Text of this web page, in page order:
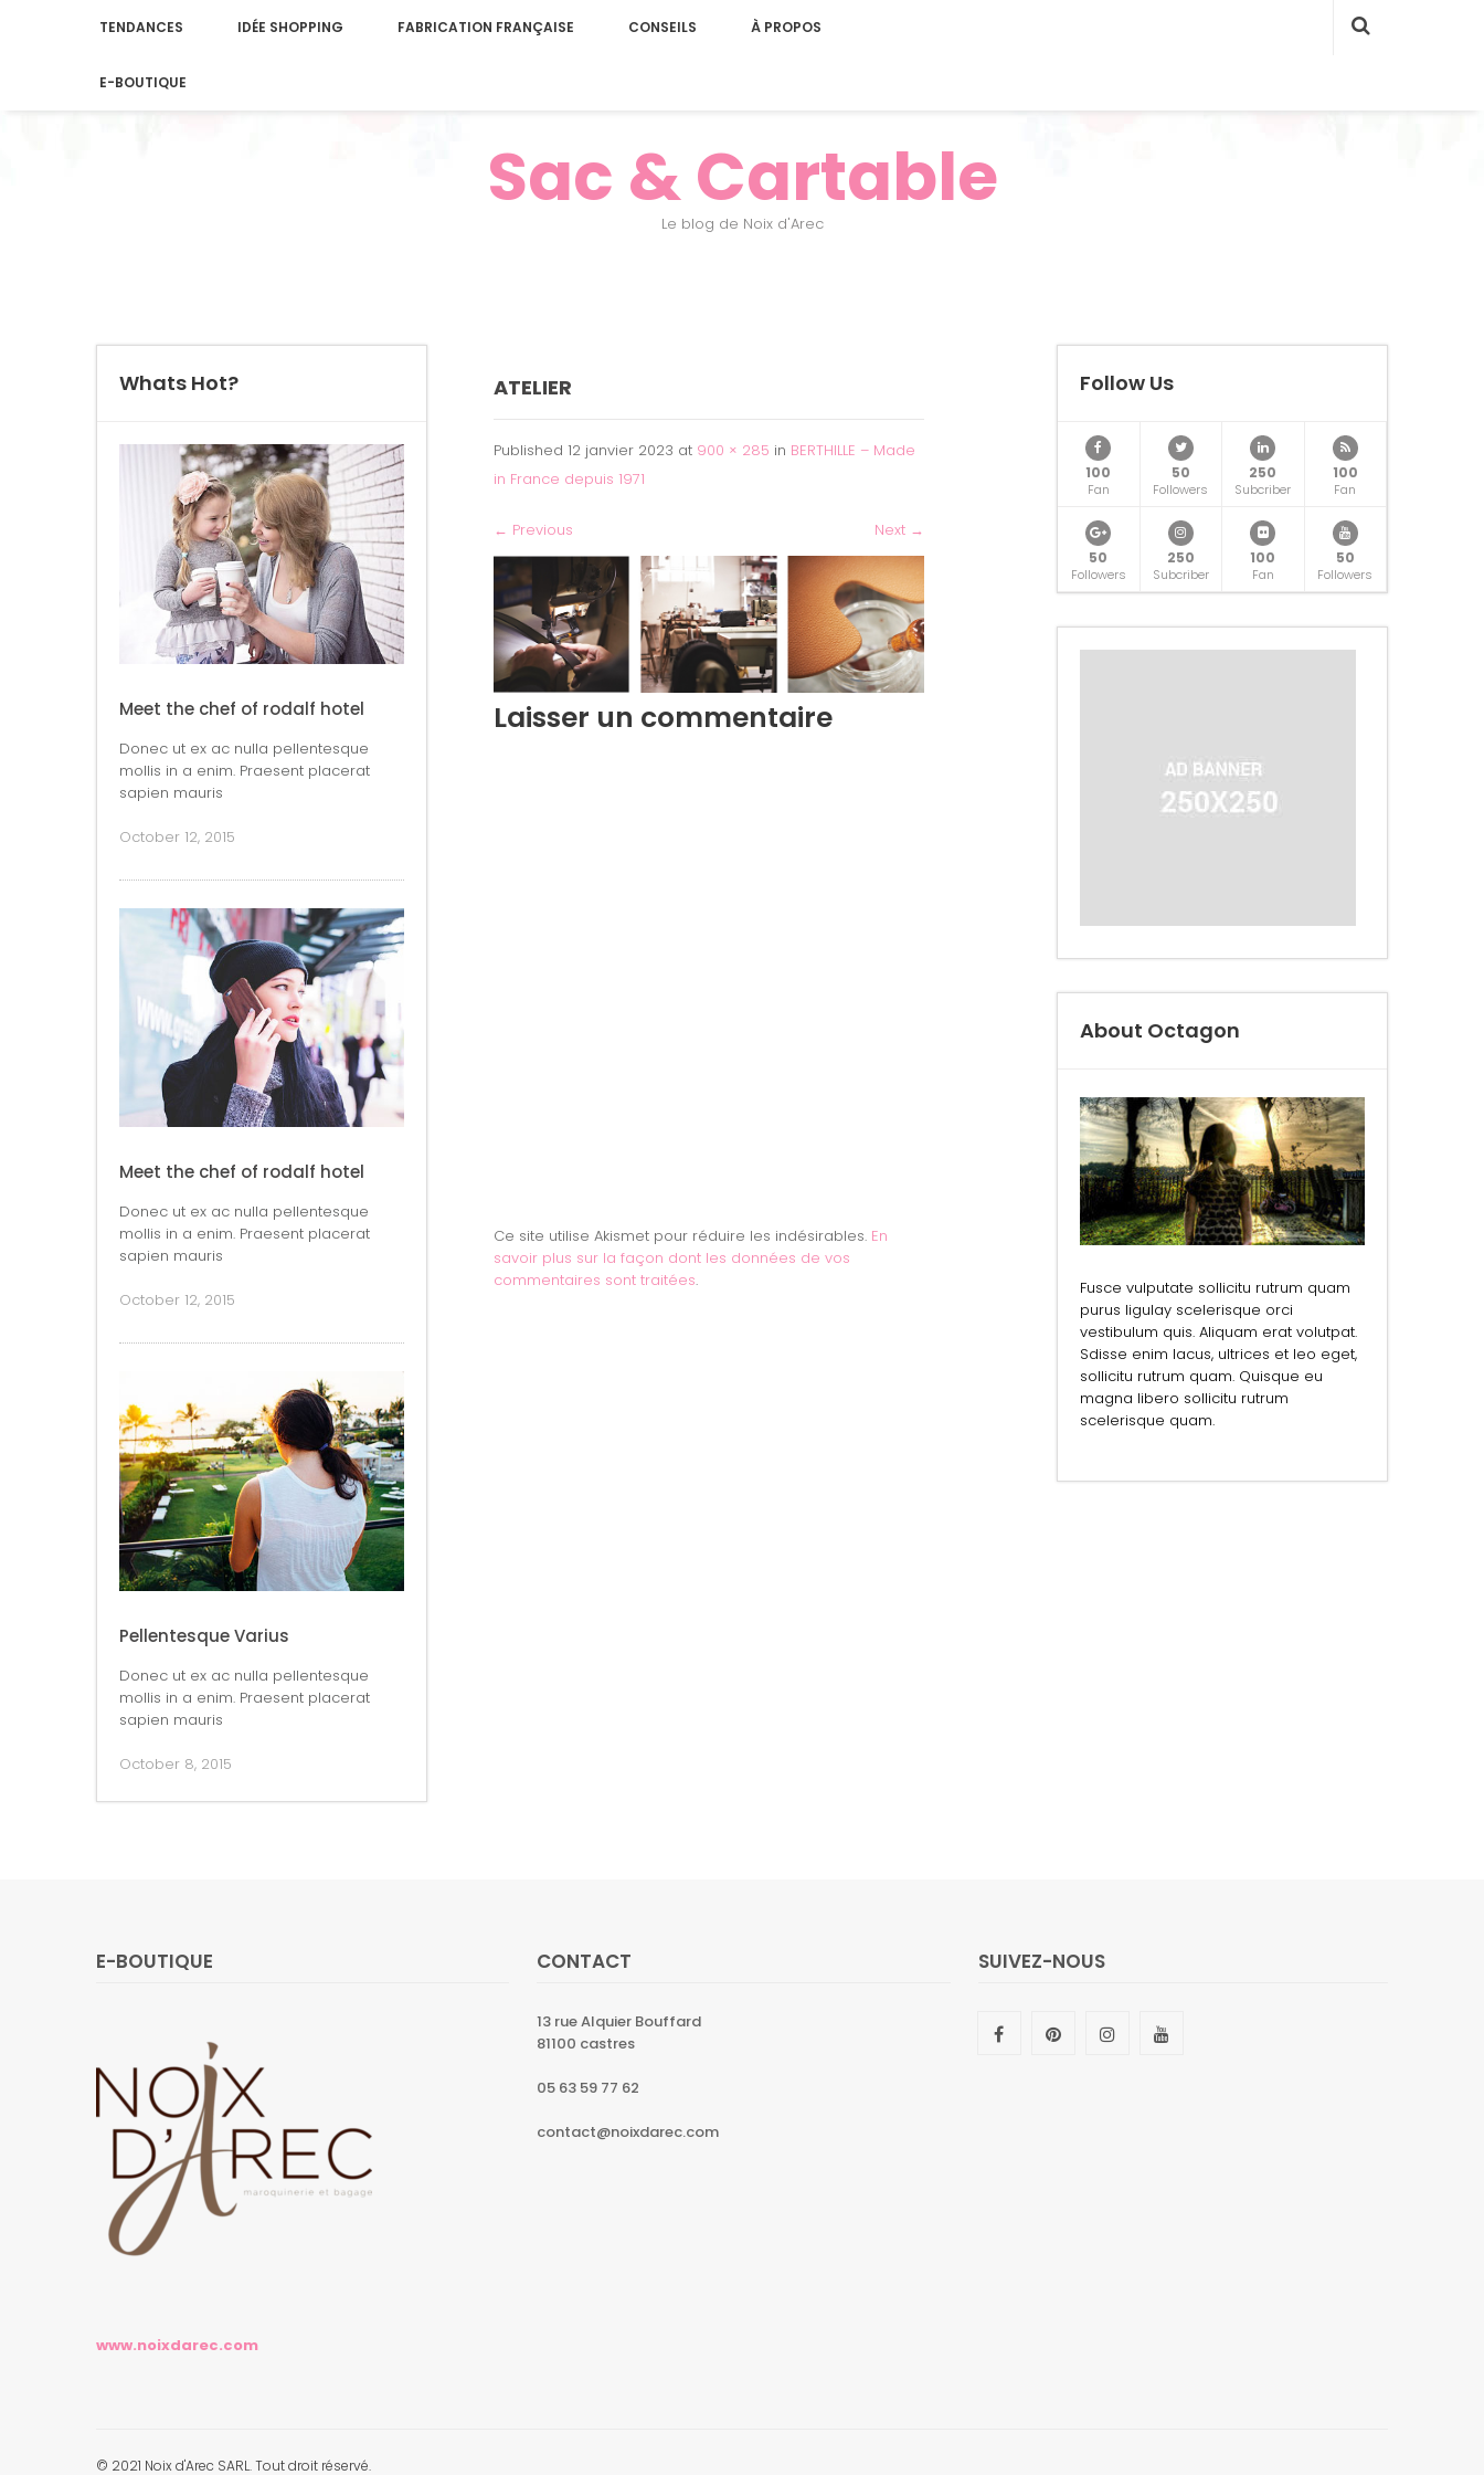
TENDANCES IDÉE SHOPPING FABRICATION FRANÇAISE CONSEILS À PROPOS
E-BOUTIQUE
Sac & Cartable
Le blog de Noix d'Arec
Whats Hot?
Meet the chef of rodalf hotel
Donec ut ex ac nulla pellentesque
mollis in a enim. Praesent placerat
sapien mauris
October 12, 2015
Meet the chef of rodalf hotel
Donec ut ex ac nulla pellentesque
mollis in a enim. Praesent placerat
sapien mauris
October 12, 2015
Pellentesque Varius
Donec ut ex ac nulla pellentesque
mollis in a enim. Praesent placerat
sapien mauris
October 8, 2015
ATELIER
Published 12 janvier 2023 at 900 × 285 in BERTHILLE – Made
in France depuis 1971
← Previous Next →
Laisser un commentaire
Ce site utilise Akismet pour réduire les indésirables. En
savoir plus sur la façon dont les données de vos
commentaires sont traitées.
Follow Us
100
Fan
50
Followers
250
Subcriber
100
Fan
50
Followers
250
Subcriber
100
Fan
50
Followers
About Octagon
Fusce vulputate sollicitu rutrum quam
purus ligulay scelerisque orci
vestibulum quis. Aliquam erat volutpat.
Sdisse enim lacus, ultrices et leo eget,
sollicitu rutrum quam. Quisque eu
magna libero sollicitu rutrum
scelerisque quam.
E-BOUTIQUE
www.noixdarec.com
CONTACT
13 rue Alquier Bouffard
81100 castres
05 63 59 77 62
contact@noixdarec.com
SUIVEZ-NOUS
© 2021 Noix d'Arec SARL. Tout droit réservé.